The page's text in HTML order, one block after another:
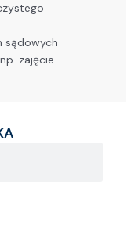
sądowych
zajęcie